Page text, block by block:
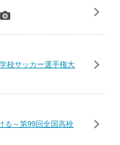
校サッカー選手権大
る～第99回全国高校